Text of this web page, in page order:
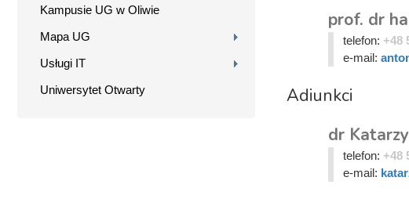
Kampusie UG w Oliwie
Mapa UG
Usługi IT
Uniwersytet Otwarty
prof. dr
telefon: +48
e-mail:
Adiunkci
dr
telefon: +48
e-mail: